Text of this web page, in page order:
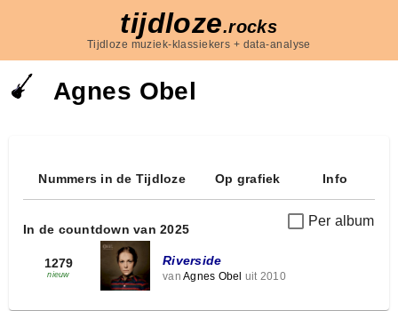
tijdloze.rocks
Tijdloze muziek-klassiekers + data-analyse
Agnes Obel
Nummers in de Tijdloze Op grafiek Info
Per album
In de countdown van 2025
1279
nieuw
Riverside
van Agnes Obel uit 2010